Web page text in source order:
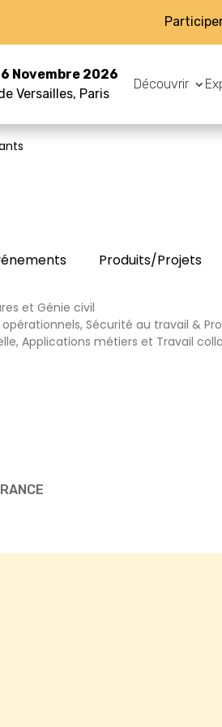
Novembre 2026
Versailles, Paris
Découvrir
Produits/Projets
et Génie civil
Sécurité au travail &
Applications métiers et Travail